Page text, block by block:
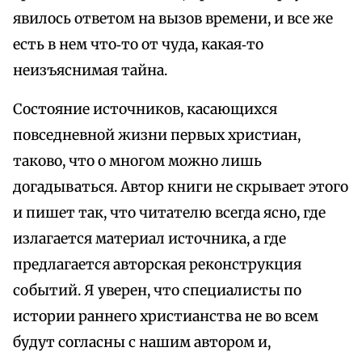
явилось ответом на вызов времени, и все же
есть в нем что‑то от чуда, какая‑то
неизъяснимая тайна.
Состояние источников, касающихся
повседневной жизни первых христиан,
таково, что о многом можно лишь
догадываться. Автор книги не скрывает этого
и пишет так, что читателю всегда ясно, где
излагается материал источника, а где
предлагается авторская реконструкция
событий. Я уверен, что специалисты по
истории раннего христианства не во всем
будут согласны с нашим автором и,